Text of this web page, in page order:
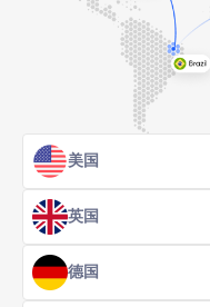
美国
英国
德国